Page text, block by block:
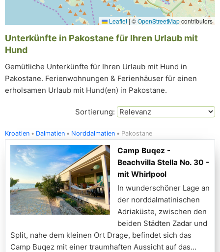
Leaflet|©OpenStreetMapcontributors
Unterkünfte in Pakostane für Ihren Urlaub mit
Hund
Gemütliche Unterkünfte für Ihren Urlaub mit Hund in
Pakostane. Ferienwohnungen & Ferienhäuser für einen
erholsamen Urlaub mit Hund(en) in Pakostane.
Sortierung:
Kroatien Dalmatien Norddalmatien Pakostane
Camp Buqez -
Beachvilla Stella No. 30 -
mit Whirlpool
In wunderschöner Lage an
der norddalmatinischen
Adriaküste, zwischen den
beiden Städten Zadar und
Split, nahe dem kleinen Ort Drage, befindet sich das
Camp Buqez mit einer traumhaften Aussicht auf das